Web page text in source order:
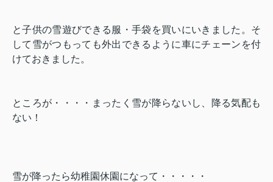
と子供の雪遊びできる服・手袋を買いにいきました。そ
して雪がつもっても外出できるように車にチェーンを付
けておきました。
ところが・・・・まったく雪が降らないし、降る気配も
ない！
雪が降ったら幼稚園休園になって・・・・・